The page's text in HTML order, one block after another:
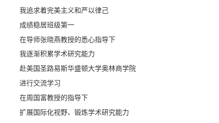
我追求着完美主义和严以律己
成绩稳居班级第一
在导师张晓燕教授的悉心指导下
我逐渐积累学术研究能力
赴美国圣路易斯华盛顿大学奥林商学院
进行交流学习
在周国富教授的指导下
扩展国际化视野、锻炼学术研究能力